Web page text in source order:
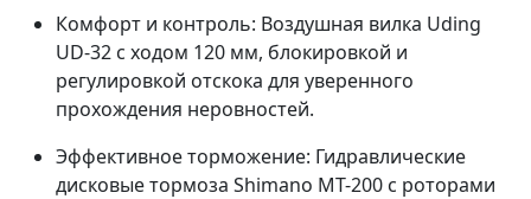
Комфорт и контроль: Воздушная вилка Uding
UD-32 с ходом 120 мм, блокировкой и
регулировкой отскока для уверенного
прохождения неровностей.
Эффективное торможение: Гидравлические
дисковые тормоза Shimano MT-200 с роторами